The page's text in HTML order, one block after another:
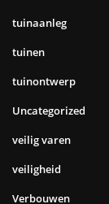
tuinaanleg
tuinen
tuinontwerp
Uncategorized
veilig varen
veiligheid
Verbouwen